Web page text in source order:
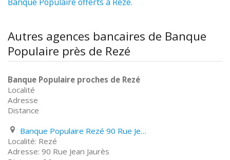
Autres agences bancaires de Banque
Populaire près de Rezé
Banque Populaire proches de Rezé
Localité
Adresse
Distance
Banque Populaire Rezé 90 Rue Jean Jaurès
Rezé
90 Rue Jean Jaurès